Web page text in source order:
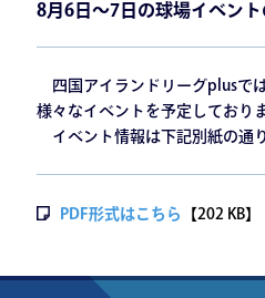
8月6日～7日の球場イベン
四国アイランドリーグplusで
様々なイベントを予定しており
イベント情報は下記別紙の通り
PDF形式はこちら 【202 KB】